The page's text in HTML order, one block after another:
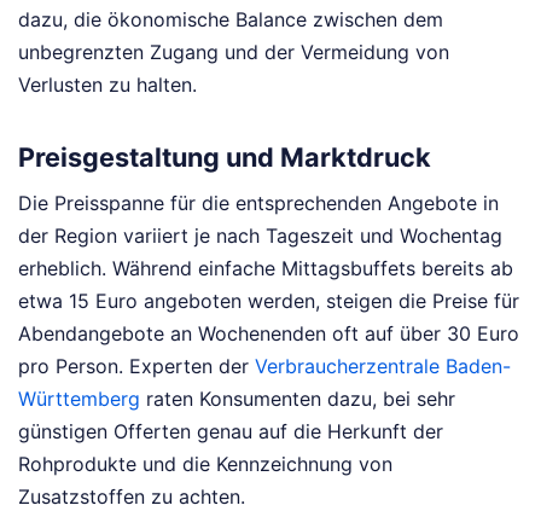
dazu, die ökonomische Balance zwischen dem
unbegrenzten Zugang und der Vermeidung von
Verlusten zu halten.
Preisgestaltung und Marktdruck
Die Preisspanne für die entsprechenden Angebote in
der Region variiert je nach Tageszeit und Wochentag
erheblich. Während einfache Mittagsbuffets bereits ab
etwa 15 Euro angeboten werden, steigen die Preise für
Abendangebote an Wochenenden oft auf über 30 Euro
pro Person. Experten der Verbraucherzentrale Baden-
Württemberg raten Konsumenten dazu, bei sehr
günstigen Offerten genau auf die Herkunft der
Rohprodukte und die Kennzeichnung von
Zusatzstoffen zu achten.